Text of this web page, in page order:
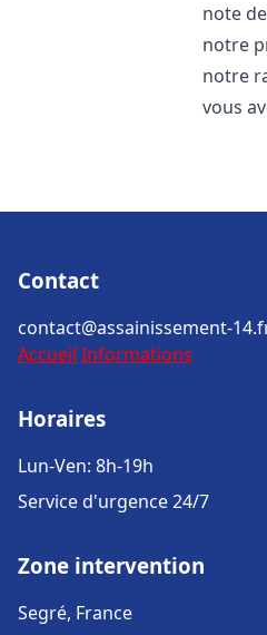
note
notre
notre
vous
Contact
contact@assainissement-
Accueil Informations
Horaires
Lun-Ven: 8h-19h
Service d'urgence 24/7
Zone intervention
Segré, France